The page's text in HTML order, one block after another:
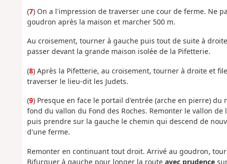
(7) On a l'impression de traverser une cour de ferme. Ne
goudron après la maison et marcher 500 m.
Au croisement, tourner à gauche puis tout de suite à
passer devant la grande maison isolée de la Pifetterie.
(8) Après la Pifetterie, au croisement, tourner à droite et
traverser le lieu-dit les Judets.
(9) Presque en face le portail d'entrée (arche en pierre)
fond du vallon du Fond des Roches. Remonter le vallon
puis prendre sur la gauche le chemin qui descend de
d'une ferme.
Remonter en continuant tout droit. Arrivé au goudron,
Bifurquer à gauche pour longer la route avec prudence